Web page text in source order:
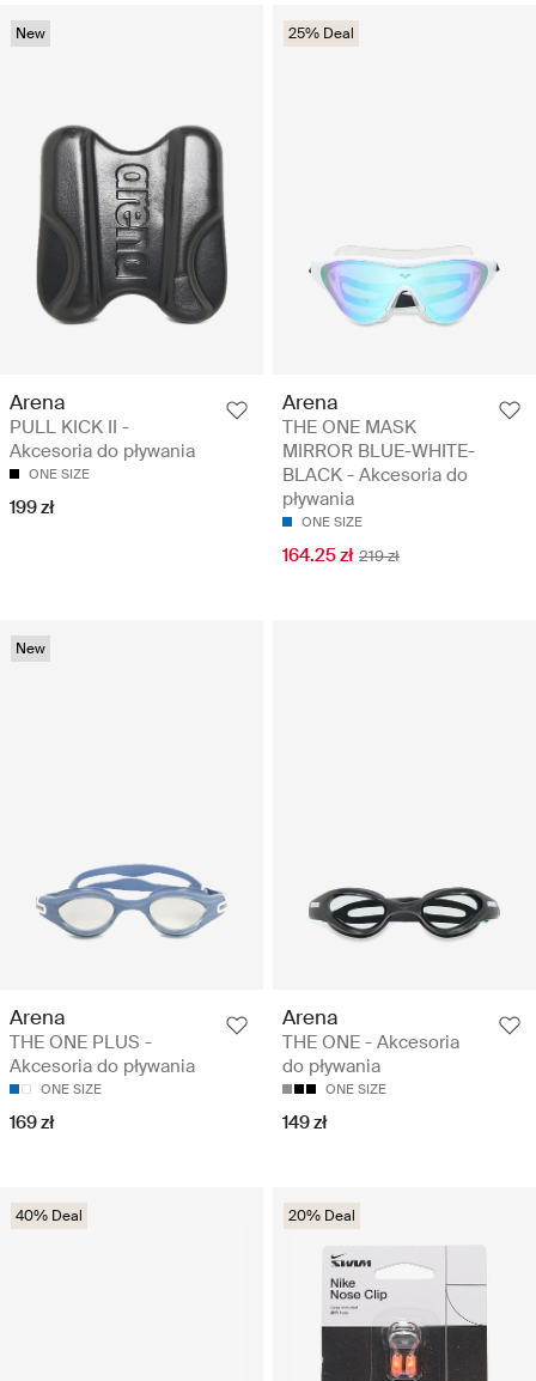
New
Arena
PULL KICK II -
Akcesoria do pływania
ONE SIZE
199 zł
25% Deal
Arena
THE ONE MASK
MIRROR BLUE-WHITE-
BLACK - Akcesoria do
pływania
ONE SIZE
164.25 zł 219 zł
New
Arena
THE ONE PLUS -
Akcesoria do pływania
ONE SIZE
169 zł
Arena
THE ONE - Akcesoria
do pływania
ONE SIZE
149 zł
40% Deal 20% Deal